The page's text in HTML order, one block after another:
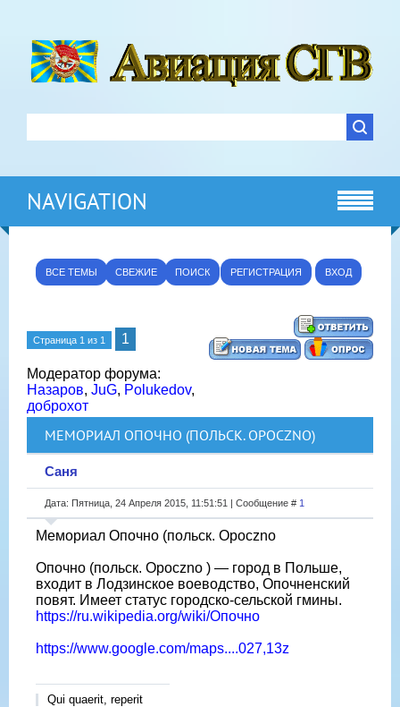
NAVIGATION
ВСЕ ТЕМЫ СВЕЖИЕ ПОИСК РЕГИСТРАЦИЯ ВХОД
Страница 1 из 1 1
Модератор форума:
Назаров, JuG, Polukedov,
доброхот
МЕМОРИАЛ ОПОЧНО (ПОЛЬСК. OPOCZNO)
Саня
Дата: Пятница, 24 Апреля 2015, 11:51:51 | Сообщение # 1
Мемориал Опочно (польск. Opoczno
Опочно (польск. Opoczno ) — город в Польше,
входит в Лодзинское воеводство, Опочненский
повят. Имеет статус городско-сельской гмины.
https://ru.wikipedia.org/wiki/Опочно
https://www.google.com/maps....027,13z
Qui quaerit, reperit